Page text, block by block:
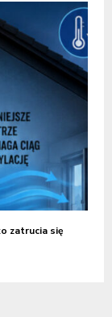
zatrucia się